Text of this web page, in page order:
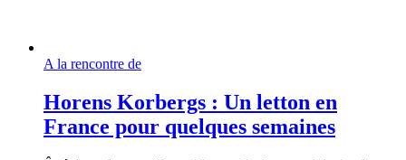
A la rencontre de
Horens Korbergs : Un letton en
France pour quelques semaines